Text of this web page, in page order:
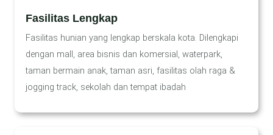
Fasilitas Lengkap
Fasilitas hunian yang lengkap berskala kota. Dilengkapi
dengan mall, area bisnis dan komersial, waterpark,
taman bermain anak, taman asri, fasilitas olah raga &
jogging track, sekolah dan tempat ibadah